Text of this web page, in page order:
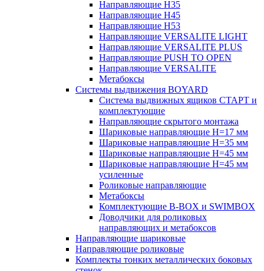
Направляющие H35
Направляющие H45
Направляющие H53
Направляющие VERSALITE LIGHT
Направляющие VERSALITE PLUS
Направляющие PUSH TO OPEN
Направляющие VERSALITE
Метабоксы
Системы выдвижения BOYARD
Система выдвижных ящиков СТАРТ и
комплектующие
Направляющие скрытого монтажа
Шариковые направляющие H=17 мм
Шариковые направляющие H=35 мм
Шариковые направляющие H=45 мм
Шариковые направляющие H=45 мм
усиленные
Роликовые направляющие
Метабоксы
Комплектующие B-BOX и SWIMBOX
Доводчики для роликовых
направляющих и метабоксов
Направляющие шариковые
Направляющие роликовые
Комплекты тонких металлических боковых